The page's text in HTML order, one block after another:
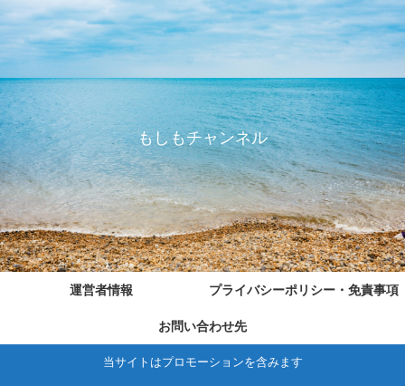
もしもチャンネル
運営者情報 プライバシーポリシー・免責事項
お問い合わせ先
当サイトはプロモーションを含みます